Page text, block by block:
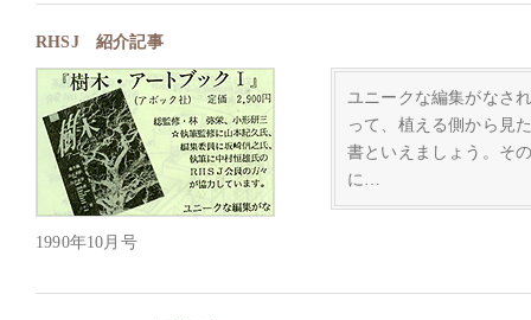
RHSJ 紹介記事
1990年10月号
ユニークな編集がなさ
って、植える側から見
書といえましょう。そ
に…